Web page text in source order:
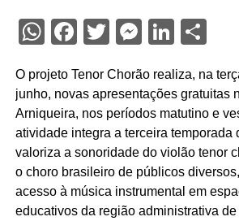
WhatsApp
Facebook
Twitter
O projeto Tenor Chorão realiza, na
junho, novas apresentações gratuitas
Arniqueira, nos períodos matutino e
atividade integra a terceira temporada
valoriza a sonoridade do violão tenor
o choro brasileiro de públicos
acesso à música instrumental em
educativos da região administrativa